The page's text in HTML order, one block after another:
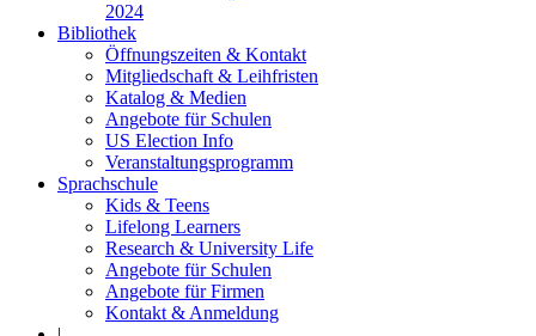
2024
Bibliothek
Öffnungszeiten & Kontakt
Mitgliedschaft & Leihfristen
Katalog & Medien
Angebote für Schulen
US Election Info
Veranstaltungsprogramm
Sprachschule
Kids & Teens
Lifelong Learners
Research & University Life
Angebote für Schulen
Angebote für Firmen
Kontakt & Anmeldung